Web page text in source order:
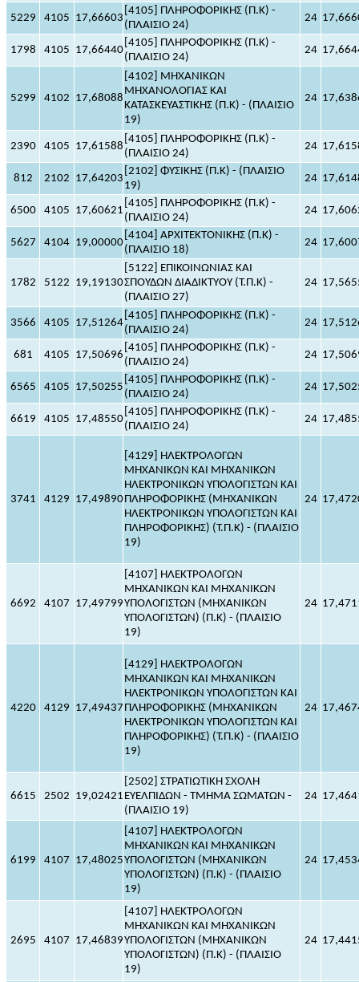
5229 4105 17,66603
[4105] ΠΛΗΡΟΦΟΡΙΚΗΣ (Π.Κ) -
(ΠΛΑΙΣΙΟ 24)
24
1798 4105 17,66440
[4105] ΠΛΗΡΟΦΟΡΙΚΗΣ (Π.Κ) -
(ΠΛΑΙΣΙΟ 24)
24
5299 4102 17,68088
[4102] ΜΗΧΑΝΙΚΩΝ
ΜΗΧΑΝΟΛΟΓΙΑΣ ΚΑΙ
ΚΑΤΑΣΚΕΥΑΣΤΙΚΗΣ (Π.Κ) - (ΠΛΑΙΣΙΟ
19)
24
2390 4105 17,61588
[4105] ΠΛΗΡΟΦΟΡΙΚΗΣ (Π.Κ) -
(ΠΛΑΙΣΙΟ 24)
24
812 2102 17,64203
[2102] ΦΥΣΙΚΗΣ (Π.Κ) - (ΠΛΑΙΣΙΟ
19)
24
6500 4105 17,60621
[4105] ΠΛΗΡΟΦΟΡΙΚΗΣ (Π.Κ) -
(ΠΛΑΙΣΙΟ 24)
24
5627 4104 19,00000
[4104] ΑΡΧΙΤΕΚΤΟΝΙΚΗΣ (Π.Κ) -
(ΠΛΑΙΣΙΟ 18)
24
1782 5122 19,19130
[5122] ΕΠΙΚΟΙΝΩΝΙΑΣ ΚΑΙ
ΣΠΟΥΔΩΝ ΔΙΑΔΙΚΤΥΟΥ (Τ.Π.Κ) -
(ΠΛΑΙΣΙΟ 27)
24
3566 4105 17,51264
[4105] ΠΛΗΡΟΦΟΡΙΚΗΣ (Π.Κ) -
(ΠΛΑΙΣΙΟ 24)
24
681 4105 17,50696
[4105] ΠΛΗΡΟΦΟΡΙΚΗΣ (Π.Κ) -
(ΠΛΑΙΣΙΟ 24)
24
6565 4105 17,50255
[4105] ΠΛΗΡΟΦΟΡΙΚΗΣ (Π.Κ) -
(ΠΛΑΙΣΙΟ 24)
24
6619 4105 17,48550
[4105] ΠΛΗΡΟΦΟΡΙΚΗΣ (Π.Κ) -
(ΠΛΑΙΣΙΟ 24)
24
3741 4129 17,49890
[4129] ΗΛΕΚΤΡΟΛΟΓΩΝ
ΜΗΧΑΝΙΚΩΝ ΚΑΙ ΜΗΧΑΝΙΚΩΝ
ΗΛΕΚΤΡΟΝΙΚΩΝ ΥΠΟΛΟΓΙΣΤΩΝ ΚΑΙ
ΠΛΗΡΟΦΟΡΙΚΗΣ (ΜΗΧΑΝΙΚΩΝ
ΗΛΕΚΤΡΟΝΙΚΩΝ ΥΠΟΛΟΓΙΣΤΩΝ ΚΑΙ
ΠΛΗΡΟΦΟΡΙΚΗΣ) (Τ.Π.Κ) - (ΠΛΑΙΣΙΟ
19)
24
6692 4107 17,49799
[4107] ΗΛΕΚΤΡΟΛΟΓΩΝ
ΜΗΧΑΝΙΚΩΝ ΚΑΙ ΜΗΧΑΝΙΚΩΝ
ΥΠΟΛΟΓΙΣΤΩΝ (ΜΗΧΑΝΙΚΩΝ
ΥΠΟΛΟΓΙΣΤΩΝ) (Π.Κ) - (ΠΛΑΙΣΙΟ
19)
24
4220 4129 17,49437
[4129] ΗΛΕΚΤΡΟΛΟΓΩΝ
ΜΗΧΑΝΙΚΩΝ ΚΑΙ ΜΗΧΑΝΙΚΩΝ
ΗΛΕΚΤΡΟΝΙΚΩΝ ΥΠΟΛΟΓΙΣΤΩΝ ΚΑΙ
ΠΛΗΡΟΦΟΡΙΚΗΣ (ΜΗΧΑΝΙΚΩΝ
ΗΛΕΚΤΡΟΝΙΚΩΝ ΥΠΟΛΟΓΙΣΤΩΝ ΚΑΙ
ΠΛΗΡΟΦΟΡΙΚΗΣ) (Τ.Π.Κ) - (ΠΛΑΙΣΙΟ
19)
24
6615 2502 19,02421
[2502] ΣΤΡΑΤΙΩΤΙΚΗ ΣΧΟΛΗ
ΕΥΕΛΠΙΔΩΝ - ΤΜΗΜΑ ΣΩΜΑΤΩΝ -
(ΠΛΑΙΣΙΟ 19)
24
6199 4107 17,48025
[4107] ΗΛΕΚΤΡΟΛΟΓΩΝ
ΜΗΧΑΝΙΚΩΝ ΚΑΙ ΜΗΧΑΝΙΚΩΝ
ΥΠΟΛΟΓΙΣΤΩΝ (ΜΗΧΑΝΙΚΩΝ
ΥΠΟΛΟΓΙΣΤΩΝ) (Π.Κ) - (ΠΛΑΙΣΙΟ
19)
24
2695 4107 17,46839
[4107] ΗΛΕΚΤΡΟΛΟΓΩΝ
ΜΗΧΑΝΙΚΩΝ ΚΑΙ ΜΗΧΑΝΙΚΩΝ
ΥΠΟΛΟΓΙΣΤΩΝ (ΜΗΧΑΝΙΚΩΝ
ΥΠΟΛΟΓΙΣΤΩΝ) (Π.Κ) - (ΠΛΑΙΣΙΟ
19)
24